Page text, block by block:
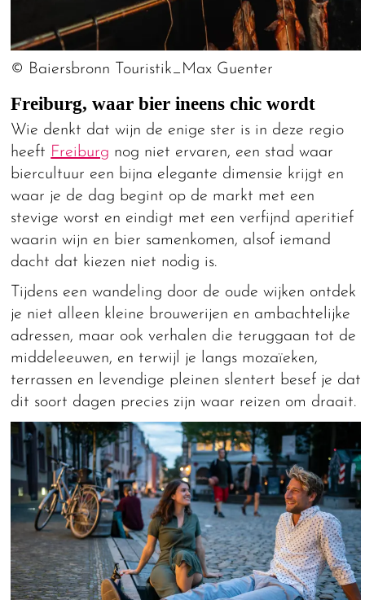
© Baiersbronn Touristik_Max Guenter
Freiburg, waar bier ineens chic wordt
Wie denkt dat wijn de enige ster is in deze regio
heeft Freiburg nog niet ervaren, een stad waar
biercultuur een bijna elegante dimensie krijgt en
waar je de dag begint op de markt met een
stevige worst en eindigt met een verfijnd aperitief
waarin wijn en bier samenkomen, alsof iemand
dacht dat kiezen niet nodig is.
Tijdens een wandeling door de oude wijken ontdek
je niet alleen kleine brouwerijen en ambachtelijke
adressen, maar ook verhalen die teruggaan tot de
middeleeuwen, en terwijl je langs mozaïeken,
terrassen en levendige pleinen slentert besef je dat
dit soort dagen precies zijn waar reizen om draait.